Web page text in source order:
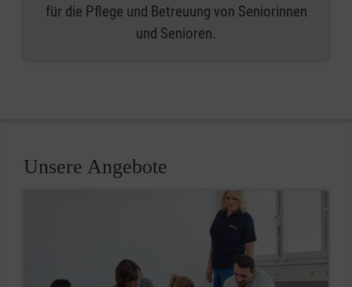
für die Pflege und Betreuung von Seniorinnen
und Senioren.
Unsere Angebote